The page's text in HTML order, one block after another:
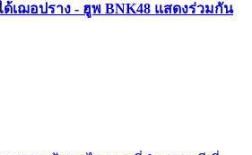
ด้เฌอปราง - ฮูพ BNK48 แสดงร่วมกัน